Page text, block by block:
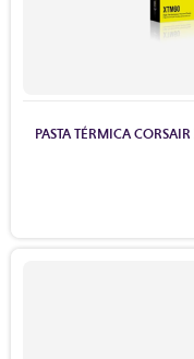
PASTA TÉRMICA